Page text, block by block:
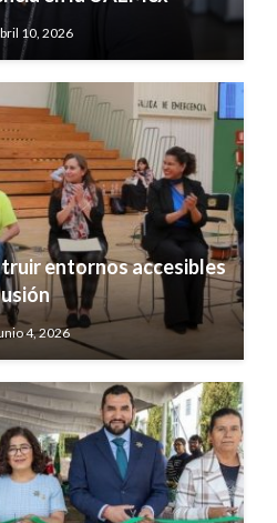
10, 2026
entornos accesibles
4, 2026